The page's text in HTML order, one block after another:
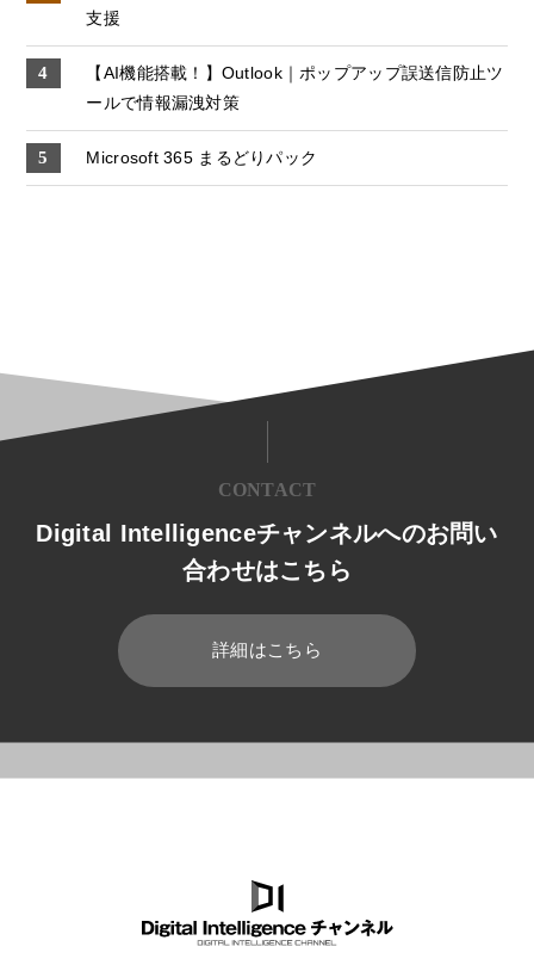
支援
【AI機能搭載！】Outlook｜ポップアップ誤送信防止ツ
ールで情報漏洩対策
Microsoft 365 まるどりパック
CONTACT
Digital Intelligenceチャンネルへのお問い
合わせはこちら
詳細はこちら